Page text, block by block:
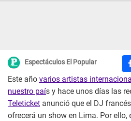
Espectáculos El Popular
Este año varios artistas
nuestro país y hace unos días las
Teleticket anunció que el DJ francés
ofrecerá un show en Lima. Por ello,